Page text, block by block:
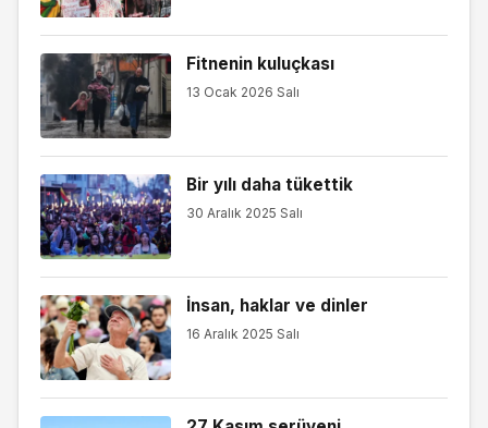
Fitnenin kuluçkası
13 Ocak 2026 Salı
Bir yılı daha tükettik
30 Aralık 2025 Salı
İnsan, haklar ve dinler
16 Aralık 2025 Salı